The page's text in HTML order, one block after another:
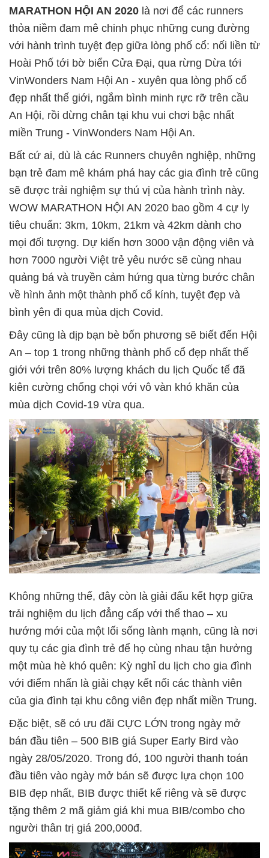
MARATHON HỘI AN 2020 là nơi để các runners
thỏa niềm đam mê chinh phục những cung đường
với hành trình tuyệt đẹp giữa lòng phố cổ: nối liền từ
Hoài Phố tới bờ biển Cửa Đại, qua rừng Dừa tới
VinWonders Nam Hội An - xuyên qua lòng phố cổ
đẹp nhất thế giới, ngắm bình minh rực rỡ trên cầu
An Hội, rồi dừng chân tại khu vui chơi bậc nhất
miền Trung - VinWonders Nam Hội An.
Bất cứ ai, dù là các Runners chuyên nghiệp, những
bạn trẻ đam mê khám phá hay các gia đình trẻ cũng
sẽ được trải nghiệm sự thú vị của hành trình này.
WOW MARATHON HỘI AN 2020 bao gồm 4 cự ly
tiêu chuẩn: 3km, 10km, 21km và 42km dành cho
mọi đối tượng. Dự kiến hơn 3000 vận động viên và
hơn 7000 người Việt trẻ yêu nước sẽ cùng nhau
quảng bá và truyền cảm hứng qua từng bước chân
về hình ảnh một thành phố cổ kính, tuyệt đẹp và
bình yên đi qua mùa dịch Covid.
Đây cũng là dịp bạn bè bốn phương sẽ biết đến Hội
An – top 1 trong những thành phố cổ đẹp nhất thế
giới với trên 80% lượng khách du lịch Quốc tế đã
kiên cường chống chọi với vô vàn khó khăn của
mùa dịch Covid-19 vừa qua.
Không những thế, đây còn là giải đấu kết hợp giữa
trải nghiệm du lịch đẳng cấp với thể thao – xu
hướng mới của một lối sống lành mạnh, cũng là nơi
quy tụ các gia đình trẻ để họ cùng nhau tận hưởng
một mùa hè khó quên: Kỳ nghỉ du lịch cho gia đình
với điểm nhấn là giải chạy kết nối các thành viên
của gia đình tại khu công viên đẹp nhất miền Trung.
Đặc biệt, sẽ có ưu đãi CỰC LỚN trong ngày mở
bán đầu tiên – 500 BIB giá Super Early Bird vào
ngày 28/05/2020. Trong đó, 100 người thanh toán
đầu tiên vào ngày mở bán sẽ được lựa chọn 100
BIB đẹp nhất, BIB được thiết kế riêng và sẽ được
tặng thêm 2 mã giảm giá khi mua BIB/combo cho
người thân trị giá 200,000đ.